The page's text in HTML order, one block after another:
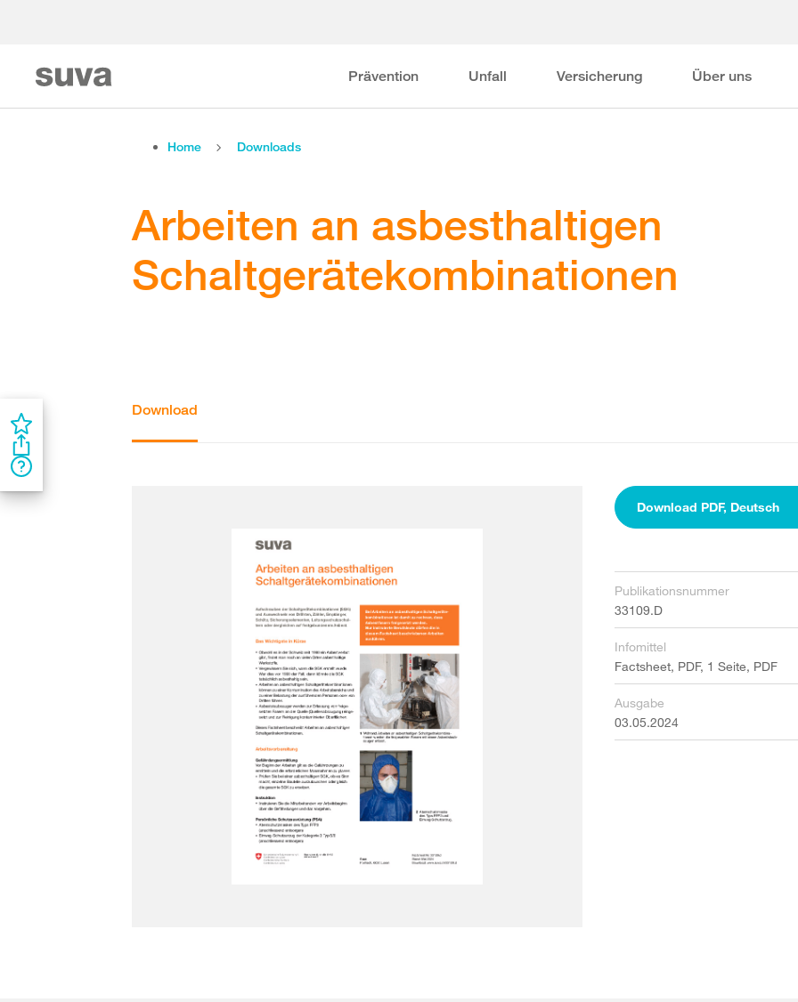
Prävention Unfall Versicherung Über uns
Home Downloads
Arbeiten an asbesthaltigen
Schaltgerätekombinationen
Download
Download PDF, Deutsch
Publikationsnummer
33109.D
Infomittel
Factsheet, PDF, 1 Seite, PDF
Ausgabe
03.05.2024